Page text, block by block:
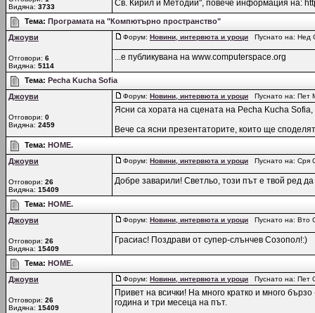
Видяна: 3733
Св. Кирил и Методий", повече информация на:
Тема: Програмата на "Компютърно пространство"
Джоуви
Отговори: 6
Видяна: 5114
Форум: Новини, интервюта и уроци Пуснато на: Нед
...е публикувана на www.computerspace.org
Тема: Pecha Kucha Sofia
Джоуви
Отговори: 0
Видяна: 2459
Форум: Новини, интервюта и уроци Пуснато на: Пет
Ясни са хората на сцената на Pecha Kucha
Вече са ясни презентаторите, които ще
Тема: HOME.
Джоуви
Отговори: 26
Видяна: 15409
Форум: Новини, интервюта и уроци Пуснато на: Сря
Добре заварили! Светльо, този път е твой ред
Тема: HOME.
Джоуви
Отговори: 26
Видяна: 15409
Форум: Новини, интервюта и уроци Пуснато на: Вто
Грасиас! Поздрави от супер-слънчев Созопол!:)
Тема: HOME.
Джоуви
Отговори: 26
Видяна: 15409
Форум: Новини, интервюта и уроци Пуснато на: Пет
Привет на всички! На много кратко и много
година и три месеца на път.